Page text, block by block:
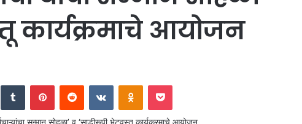
कार्यक्रमाचे आयोजन
TumblrPinterestReddit VKontakteOdnoklassniki
Pocket